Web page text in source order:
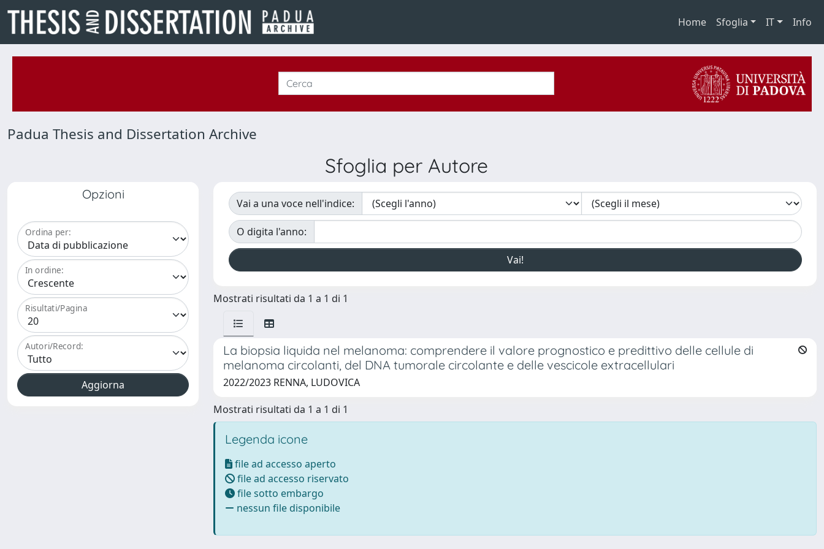
Home Sfoglia IT Info
Padua Thesis and Dissertation Archive
Sfoglia per Autore
Opzioni
Ordina per:
In ordine:
Risultati/Pagina
Autori/Record:
Vai a una voce nell'indice:
O digita l'anno:
Mostrati risultati da 1 a 1 di 1
La biopsia liquida nel melanoma: comprendere il valore prognostico e predittivo delle cellule di
melanoma circolanti, del DNA tumorale circolante e delle vescicole extracellulari
2022/2023 RENNA, LUDOVICA
Mostrati risultati da 1 a 1 di 1
Legenda icone
file ad accesso aperto
file ad accesso riservato
file sotto embargo
nessun file disponibile